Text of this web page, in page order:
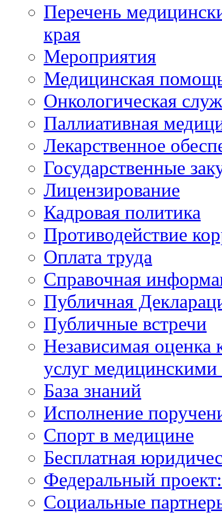
Перечень
края
Мероприятия
Медицинская
Онкологическая
Паллиативная
Лекарственное
Государственные
Лицензирование
Кадровая политика
Противодействие
Оплата труда
Справочная
Публичная
Публичные встречи
Независимая оценка
услуг
База знаний
Исполнение
Спорт в медицине
Бесплатная
Федеральный
Социальные